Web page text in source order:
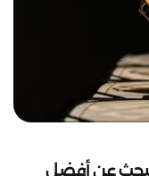
تبحث عن أفضل